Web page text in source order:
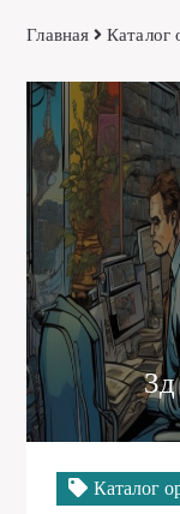
Главная Каталог
Каталог